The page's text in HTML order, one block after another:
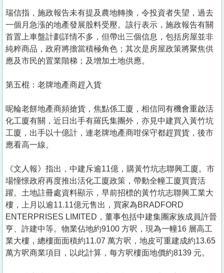
瑞信指，施政報告未有提及農地轉換，令投資者失望，過去
一個月急漲的地產發展股料受壓。該行表示，施政報告有關
首置上車盤計劃詳情不多，但帶出三個信息，包括房屋並非
純粹商品，政府將擔當積極角色；其次是房屋政策將聚焦供
應及市民的置業階梯；及增加土地供應。
第五棍：老牌地產商趕入貨
呢輪老餅地產商頻搶貨，焦點係工廈，相信同有機會重啟活
化工廈有關，近日出手有羅氏集團外，亦見中建買入黃竹坑
工廈，出手以十億計，連老牌地產商咁保守都趕買貨，後市
應看高一線。
《文人報》指出，中建斥逾11億，購黃竹坑志聯興工廈。市
場憧憬政府再度推出活化工廈政策，帶動全幢工廈買賣活
躍。土地註冊處資料顯示，早前招標的黃竹坑志聯興工業大
樓，上月以逾11.11億元售出，買家為BRADFORD
ENTERPRISES LIMITED，董事包括中建集團家族成員許晉
亨、許建中等。物業佔地約9100 方呎，現為一幢16 層高工
業大樓，總樓面面積約11.07 萬方呎，地皮可重建成約13.65
萬方呎商業項目，以此計算，每方呎樓面地價約8139 元。